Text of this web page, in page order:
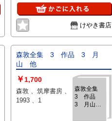
有 成瀬書房 【状態に関する注
意】けやき書店の掲載品は全て、
状態に関わらず「中古品（並）」
と表示されています。「日本の古
必須となりましたが、当店の扱う
商品の特質上、状態の簡易な区分
けは適切ではない（不可能な）
為、状態欄の「中古品（並）」と
いう表現は考慮にいれないで下さ
い。痛みなどの瑕疵につきまして
は、解説欄等をご参考にして下さ
い。状態表記の無いものは特に問
けやき書店
森敦全集 3 作品 3 月
山 他
森敦全集
3 作品
3 月山
￥1,700
森敦 、筑摩書房 、
1993 、1